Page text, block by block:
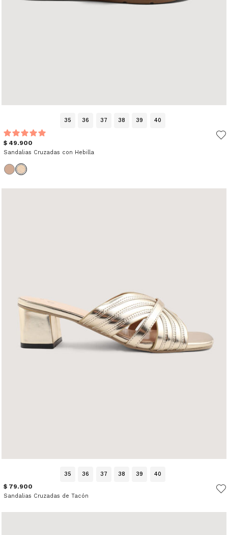
35 36 37 38 39 40
$ 49.900
Sandalias Cruzadas con Hebilla
35 36 37 38 39 40
$ 79.900
Sandalias Cruzadas de Tacón